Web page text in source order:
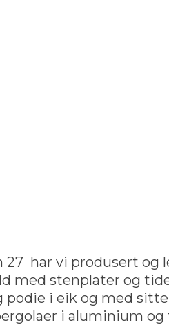
27 har vi produsert og
med stenplater og
podie i eik og med
i aluminium og